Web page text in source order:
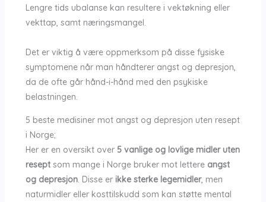
Lengre tids ubalanse kan resultere i vektøkning eller
vekttap, samt næringsmangel.
Det er viktig å være oppmerksom på disse fysiske
symptomene når man håndterer angst og depresjon,
da de ofte går hånd-i-hånd med den psykiske
belastningen.
5 beste medisiner mot angst og depresjon uten resept
i Norge;
Her er en oversikt over 5 vanlige og lovlige midler uten
reseptsom mange i Norge bruker mot lettere angst
og depresjon. Disse er ikke sterke legemidler, men
naturmidler eller kosttilskudd som kan støtte mental